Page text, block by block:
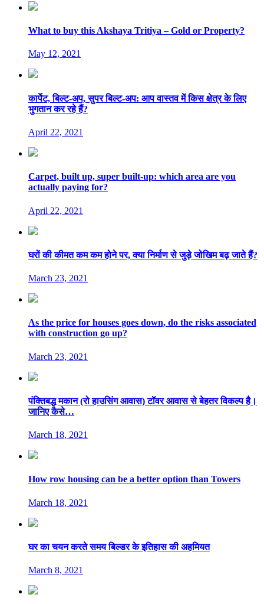
What to buy this Akshaya Tritiya – Gold or Property?
May 12, 2021
कार्पेट, बिल्ट-अप, सुपर बिल्ट-अप: आप वास्तव में किस क्षेत्र के लिए
भुगतान कर रहे हैं?
April 22, 2021
Carpet, built up, super built-up: which area are you
actually paying for?
April 22, 2021
घरों की कीमत कम कम होने पर, क्या निर्माण से जुड़े जोखिम बढ़ जाते हैं?
March 23, 2021
As the price for houses goes down, do the risks associated
with construction go up?
March 23, 2021
पंक्तिबद्ध मकान (रो हाउसिंग आवास) टॉवर आवास से बेहतर विकल्प है।
जानिए कैसे…
March 18, 2021
How row housing can be a better option than Towers
March 18, 2021
घर का चयन करते समय बिल्डर के इतिहास की अहमियत
March 8, 2021